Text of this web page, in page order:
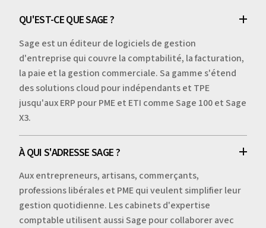
QU'EST-CE QUE SAGE ?
Sage est un éditeur de logiciels de gestion
d'entreprise qui couvre la comptabilité, la facturation,
la paie et la gestion commerciale. Sa gamme s'étend
des solutions cloud pour indépendants et TPE
jusqu'aux ERP pour PME et ETI comme Sage 100 et Sage
X3.
À QUI S'ADRESSE SAGE ?
Aux entrepreneurs, artisans, commerçants,
professions libérales et PME qui veulent simplifier leur
gestion quotidienne. Les cabinets d'expertise
comptable utilisent aussi Sage pour collaborer avec